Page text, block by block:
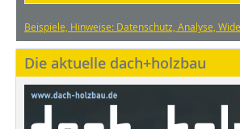
Beispiele, Hinweise: Datenschutz, Analyse,
Die aktuelle dach+holzbau